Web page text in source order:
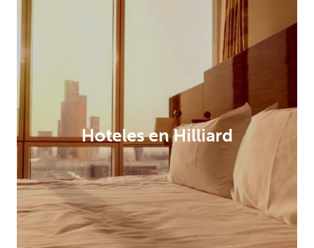
Hoteles en Hilliard